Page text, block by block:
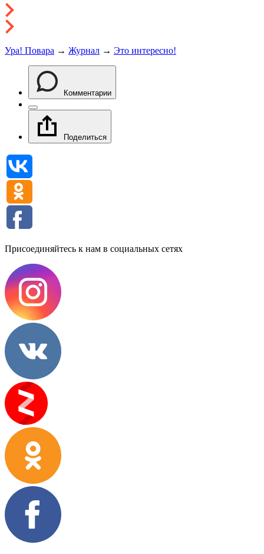
Ура! Повара → Журнал → Это интересно!
Комментарии
Поделиться
Присоединяйтесь к нам в социальных сетях